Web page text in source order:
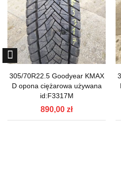
305/70R22.5 Goodyear KMAX
D opona ciężarowa używana
id:F3317M
890,00 zł